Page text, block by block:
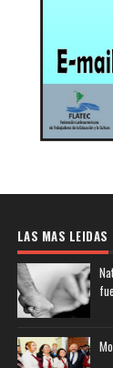
LAS MAS LEIDAS